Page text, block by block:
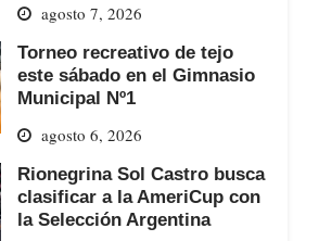
agosto 7, 2026
Torneo recreativo de tejo
este sábado en el Gimnasio
Municipal Nº1
agosto 6, 2026
Rionegrina Sol Castro busca
clasificar a la AmeriCup con
la Selección Argentina